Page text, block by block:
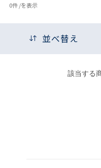
0件 /を表示
並べ替え
該当する